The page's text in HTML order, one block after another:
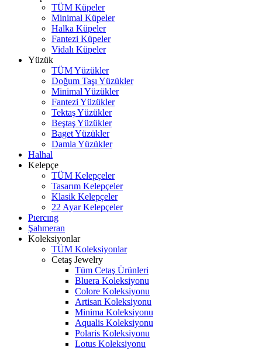
TÜM Küpeler
Minimal Küpeler
Halka Küpeler
Fantezi Küpeler
Vidalı Küpeler
Yüzük
TÜM Yüzükler
Doğum Taşı Yüzükler
Minimal Yüzükler
Fantezi Yüzükler
Tektaş Yüzükler
Beştaş Yüzükler
Baget Yüzükler
Damla Yüzükler
Halhal
Kelepçe
TÜM Kelepçeler
Tasarım Kelepçeler
Klasik Kelepçeler
22 Ayar Kelepçeler
Pıercıng
Şahmeran
Koleksiyonlar
TÜM Koleksiyonlar
Cetaş Jewelry
Tüm Cetaş Ürünleri
Bluera Koleksiyonu
Colore Koleksiyonu
Artisan Koleksiyonu
Minima Koleksiyonu
Aqualis Koleksiyonu
Polaris Koleksiyonu
Lotus Koleksiyonu